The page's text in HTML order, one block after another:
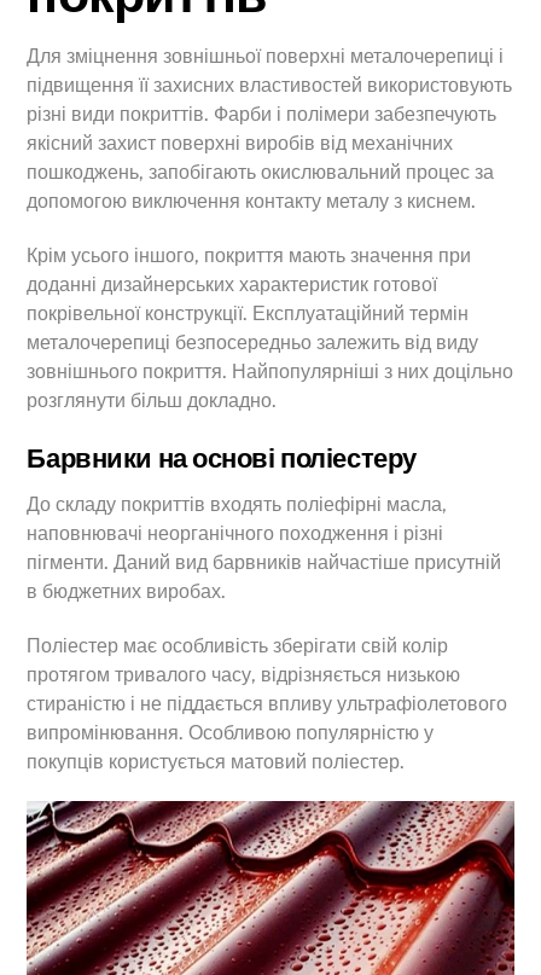
Для зміцнення зовнішньої поверхні металочерепиці і
підвищення її захисних властивостей використовують
різні види покриттів. Фарби і полімери забезпечують
якісний захист поверхні виробів від механічних
пошкоджень, запобігають окислювальний процес за
допомогою виключення контакту металу з киснем.
Крім усього іншого, покриття мають значення при
доданні дизайнерських характеристик готової
покрівельної конструкції. Експлуатаційний термін
металочерепиці безпосередньо залежить від виду
зовнішнього покриття. Найпопулярніші з них доцільно
розглянути більш докладно.
Барвники на основі поліестеру
До складу покриттів входять поліефірні масла,
наповнювачі неорганічного походження і різні
пігменти. Даний вид барвників найчастіше присутній
в бюджетних виробах.
Поліестер має особливість зберігати свій колір
протягом тривалого часу, відрізняється низькою
стираністю і не піддається впливу ультрафіолетового
випромінювання. Особливою популярністю у
покупців користується матовий поліестер.